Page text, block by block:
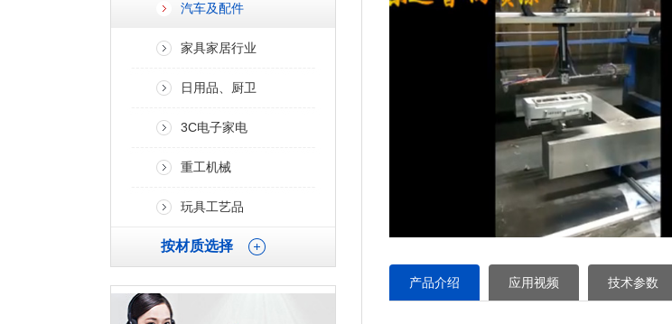
汽车及配件
家具家居行业
日用品、厨卫
3C电子家电
重工机械
玩具工艺品
按材质选择
产品介绍 应用视频 技术参数